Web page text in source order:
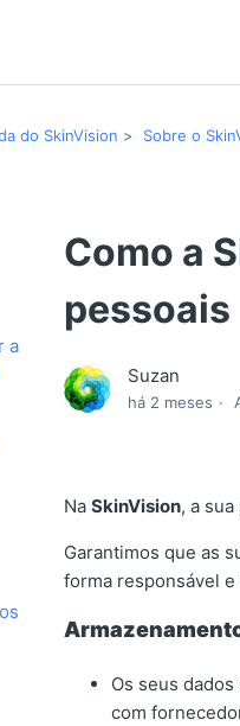
do SkinVision Sobre o
a
Como a
pessoais
Suzan
há 2 meses
NaSkinVision, a
Garantimos que as
forma responsável
Os seus
com